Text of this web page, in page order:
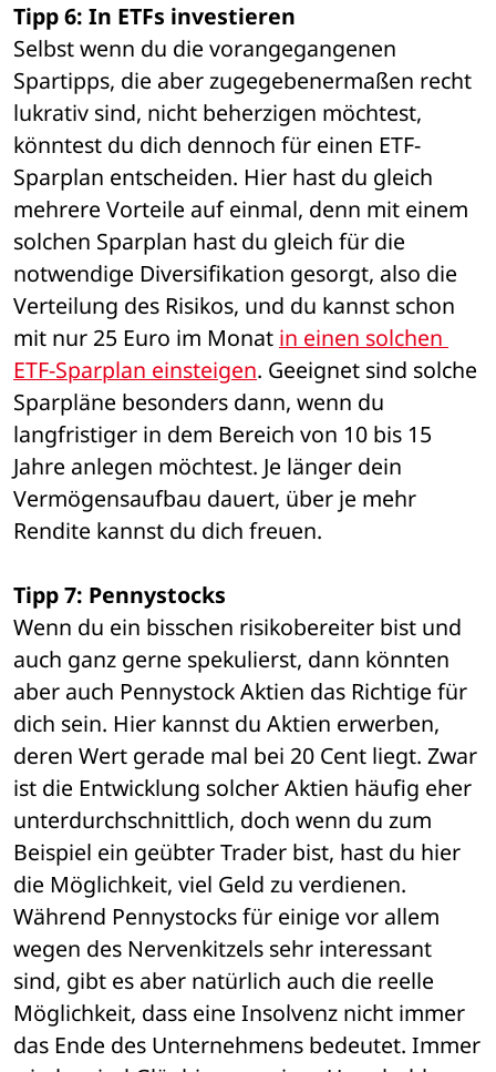
Tipp 6: In ETFs investieren
Selbst wenn du die vorangegangenen
Spartipps, die aber zugegebenermaßen recht
lukrativ sind, nicht beherzigen möchtest,
könntest du dich dennoch für einen ETF-
Sparplan entscheiden. Hier hast du gleich
mehrere Vorteile auf einmal, denn mit einem
solchen Sparplan hast du gleich für die
notwendige Diversifikation gesorgt, also die
Verteilung des Risikos, und du kannst schon
mit nur 25 Euro im Monat in einen solchen
ETF-Sparplan einsteigen. Geeignet sind solche
Sparpläne besonders dann, wenn du
langfristiger in dem Bereich von 10 bis 15
Jahre anlegen möchtest. Je länger dein
Vermögensaufbau dauert, über je mehr
Rendite kannst du dich freuen.
Tipp 7: Pennystocks
Wenn du ein bisschen risikobereiter bist und
auch ganz gerne spekulierst, dann könnten
aber auch Pennystock Aktien das Richtige für
dich sein. Hier kannst du Aktien erwerben,
deren Wert gerade mal bei 20 Cent liegt. Zwar
ist die Entwicklung solcher Aktien häufig eher
unterdurchschnittlich, doch wenn du zum
Beispiel ein geübter Trader bist, hast du hier
die Möglichkeit, viel Geld zu verdienen.
Während Pennystocks für einige vor allem
wegen des Nervenkitzels sehr interessant
sind, gibt es aber natürlich auch die reelle
Möglichkeit, dass eine Insolvenz nicht immer
das Ende des Unternehmens bedeutet. Immer